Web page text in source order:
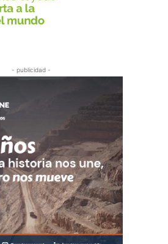
- publicidad -